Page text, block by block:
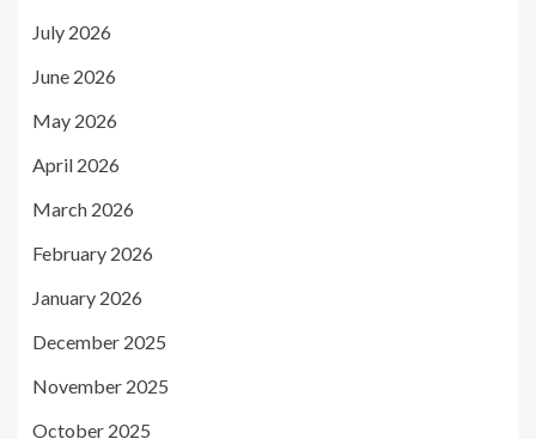
July 2026
June 2026
May 2026
April 2026
March 2026
February 2026
January 2026
December 2025
November 2025
October 2025